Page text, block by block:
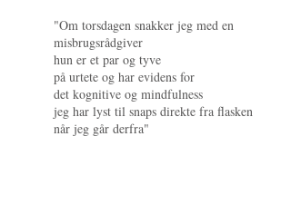
"Om torsdagen snakker jeg med en
misbrugsrådgiver
hun er et par og tyve
på urtete og har evidens for
det kognitive og mindfulness
jeg har lyst til snaps direkte fra flasken
når jeg går derfra"